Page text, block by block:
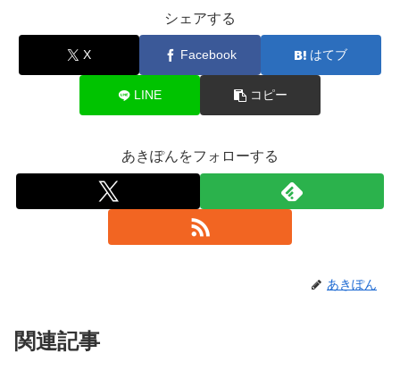
シェアする
X Facebook はてブ
LINE コピー
あきぽんをフォローする
あきぽん
関連記事